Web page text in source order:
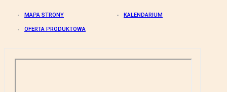
MAPA STRONY KALENDARIUM
OFERTA PRODUKTOWA